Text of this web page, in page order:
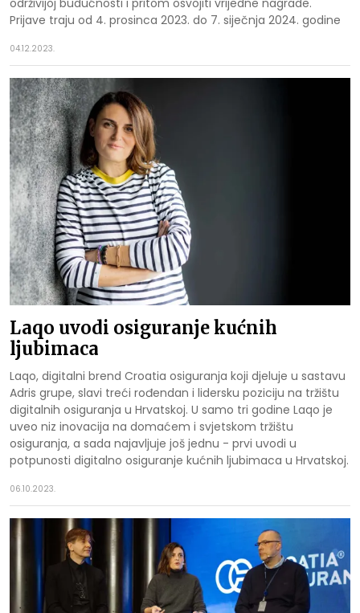
Prijave traju od 4. prosinca 2023. do 7. siječnja 2024. godine
04.12.2023.
Laqo uvodi osiguranje kućnih
ljubimaca
Laqo, digitalni brend Croatia osiguranja koji djeluje u sastavu
Adris grupe, slavi treći rođendan i lidersku poziciju na tržištu
digitalnih osiguranja u Hrvatskoj. U samo tri godine Laqo je
uveo niz inovacija na domaćem i svjetskom tržištu
osiguranja, a sada najavljuje još jednu - prvi uvodi u
potpunosti digitalno osiguranje kućnih ljubimaca u Hrvatskoj.
06.10.2023.